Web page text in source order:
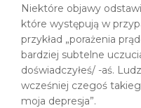
Niektóre objawy
które występują w
przykład „porażenia
bardziej subtelne
doświadczyłeś/ -aś.
wcześniej czegoś
moja depresja”.